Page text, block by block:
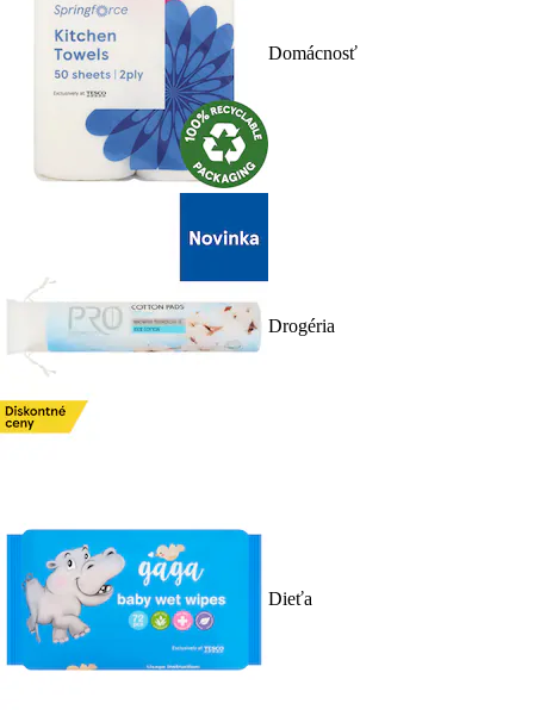
Domácnosť
Drogéria
Dieťa